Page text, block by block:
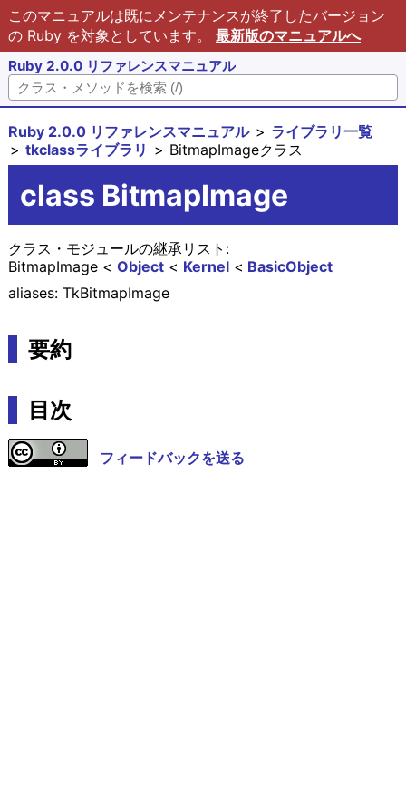
このマニュアルは既にメンテナンスが終了したバージョン
の Ruby を対象としています。 最新版のマニュアルへ
Ruby 2.0.0 リファレンスマニュアル
Ruby 2.0.0 リファレンスマニュアル
ライブラリ一覧
tkclassライブラリ
BitmapImageクラス
class BitmapImage
クラス・モジュールの継承リスト:
BasicObject
Kernel
Object
BitmapImage
aliases: TkBitmapImage
要約
目次
フィードバックを送る